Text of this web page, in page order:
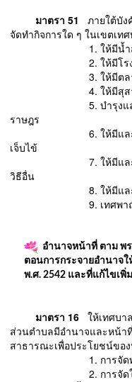
มาตรา 51 ภายใต้บัง
จัดทำกิจการใด ๆ ในเขตเท
1. ให้มีน้ำสะอาด
2. ให้มีโรงฆ่
3. ให้มีตลาด ท่าเ
4. ให้มีสุสานแล
5. บำรุงและส่งเส
ราษฎร
6. ให้มีและบำรุงส
เจ็บไข้
7. ให้มีและบำรุงก
วิธีอื่น
8. ให้มีและบำรุง
9. เทศพาณิ
อำนาจหน้าที่ ตาม
ตอนการกระจายอำนาจ
พ.ศ. 2542 และที่แก้ไขเพิ่
มาตรา 16 ให้เทศบา
ส่วนตําบลมีอํานาจและหน้า
สาธารณะเพื่อประโยชน์ขอ
1. การจัดทําแผนพั
2. การจัดให้มีและ